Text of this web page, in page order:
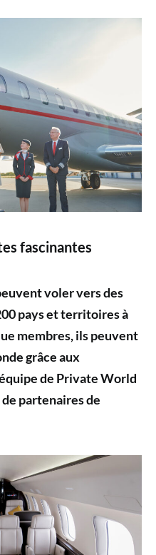
fascinantes
voler vers des
pays et territoires à
membres, ils peuvent
grâce aux
de Private World
partenaires de